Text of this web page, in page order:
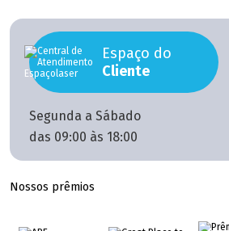
Espaço do
Cliente
Segunda a Sábado
das 09:00 às 18:00
Nossos prêmios